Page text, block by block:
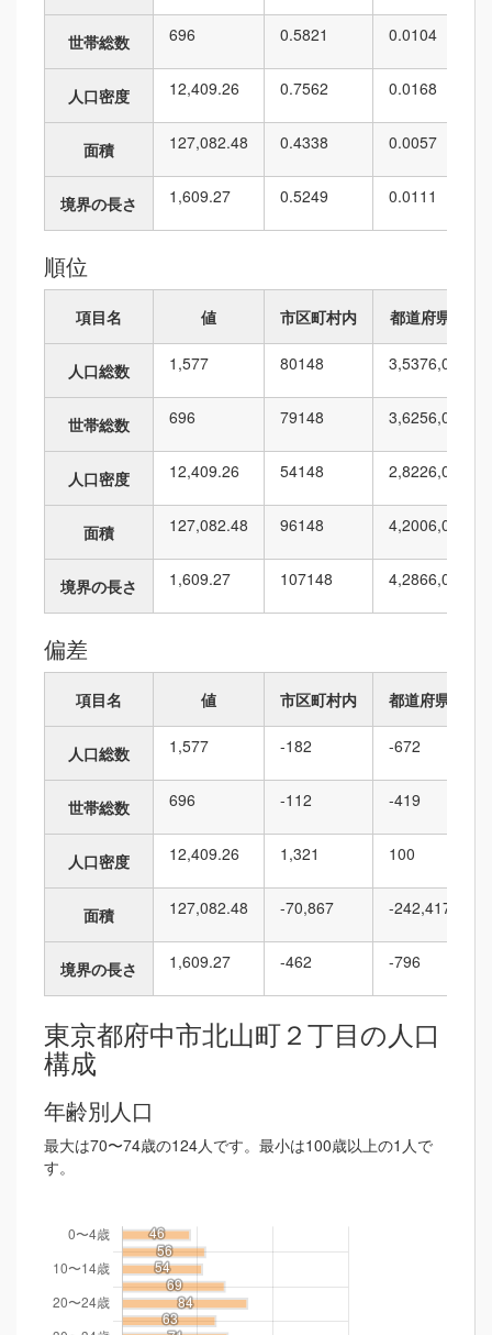
世帯総数 696 0.5821 0.0104
人口密度 12,409.26 0.7562 0.0168
面積 127,082.48 0.4338 0.0057
境界の長さ 1,609.27 0.5249 0.0111
順位
項目名 値 市区町村内 都道府県内
人口総数 1,577 80148 3,5376,010
世帯総数 696 79148 3,6256,010
人口密度 12,409.26 54148 2,8226,010
面積 127,082.48 96148 4,2006,010
境界の長さ 1,609.27 107148 4,2866,010
偏差
項目名 値 市区町村内 都道府県内
人口総数 1,577 -182 -672
世帯総数 696 -112 -419
人口密度 12,409.26 1,321 100
面積 127,082.48 -70,867 -242,417
境界の長さ 1,609.27 -462 -796
東京都府中市北山町２丁目の人口
構成
年齢別人口
最大は70〜74歳の124人です。最小は100歳以上の1人で
す。